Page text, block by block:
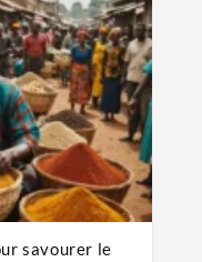
savourer le